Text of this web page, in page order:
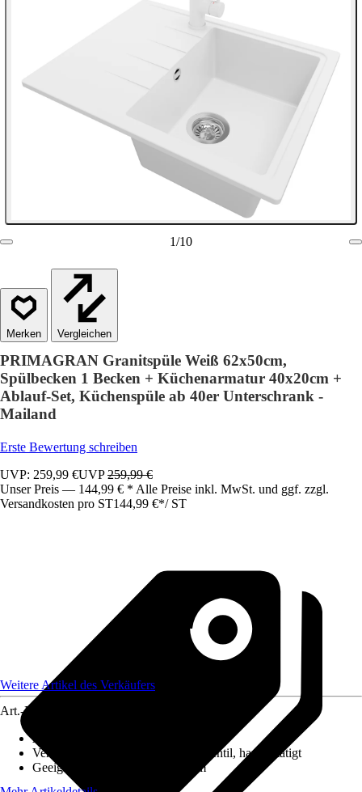
1/10
Vergleichen
PRIMAGRAN Granitspüle Weiß 62x50cm,
Spülbecken 1 Becken + Küchenarmatur 40x20cm +
Ablauf-Set, Küchenspüle ab 40er Unterschrank -
Mailand
Erste Bewertung schreiben
UVP: 259,99 €UVP259,99 €
Unser Preis — 144,99 € * Alle Preise inkl. MwSt. und ggf. zzgl.
Versandkosten pro ST144,99 €*/ ST
Weitere Artikel des Verkäufers
Art.-Nr.
Ausführung
Ventilausstattung
3 ½" Körbchenventil, handbetätigt
Geeignet für
Unterschrank 40 cm